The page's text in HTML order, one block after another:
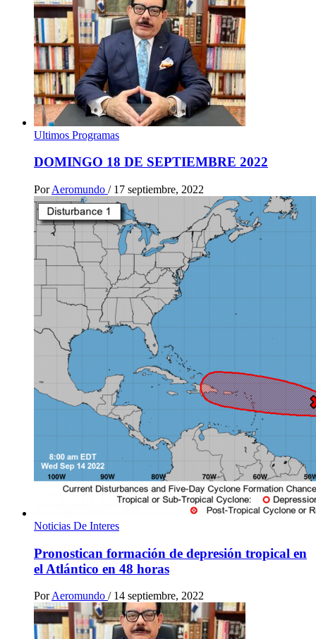
Ultimos Programas
DOMINGO 18 DE SEPTIEMBRE 2022
Por Aeromundo / 17 septiembre, 2022
Noticias De Interes
Pronostican formación de depresión tropical en
el Atlántico en 48 horas
PorAeromundo / 14 septiembre, 2022